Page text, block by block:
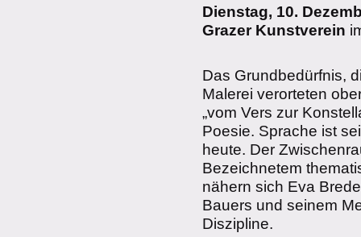
Dienstag, 10.
Grazer Kunstverein
Das Grundbedürfnis,
Malerei verorteten
„vom Vers zur
Poesie. Sprache ist
heute. Der
Bezeichnetem
nähern sich Eva
Bauers und seinem
Diszipline.